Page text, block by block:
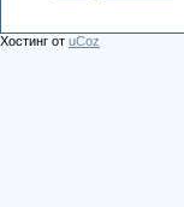
Хостинг от uCoz